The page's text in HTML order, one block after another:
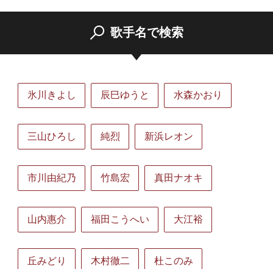
歌手名で検索
氷川きよし 辰巳ゆうと 水森かおり
三山ひろし 純烈 新浜レオン
市川由紀乃 竹島宏 真田ナオキ
山内惠介 福田こうへい 大江裕
丘みどり 木村徹二 杜このみ